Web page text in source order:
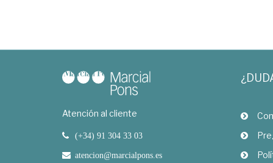
Atención al cliente
(+34) 91 304 33 03
atencion@marcialpons.es